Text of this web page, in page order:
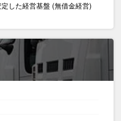
した経営基盤 (無借金経営)